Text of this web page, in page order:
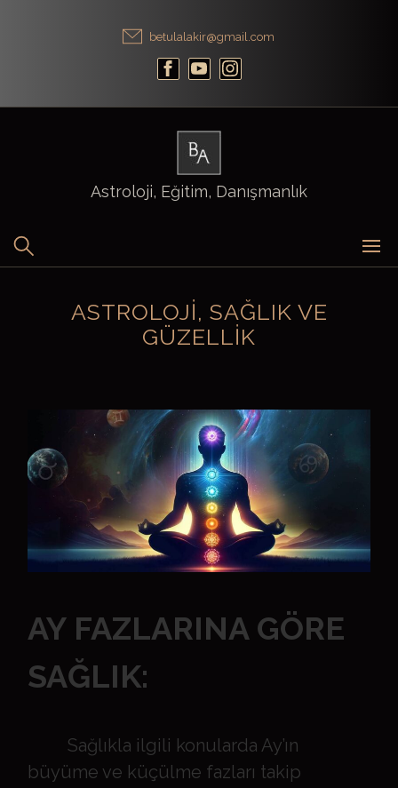
betulalakir@gmail.com
Astroloji, Eğitim, Danışmanlık
ASTROLOJI, SAĞLIK VE
GÜZELLIK
AY FAZLARINA GÖRE
SAĞLIK:
Sağlıkla ilgili konularda Ay’ın
büyüme ve küçülme fazları takip